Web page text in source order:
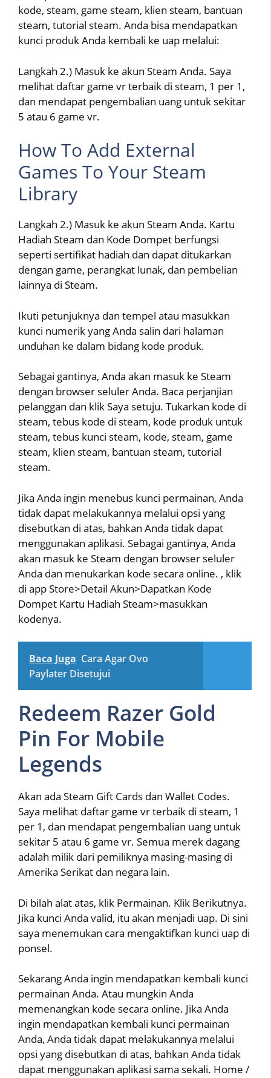
kode, steam, game steam, klien steam, bantuan
steam, tutorial steam. Anda bisa mendapatkan
kunci produk Anda kembali ke uap melalui:
Langkah 2.) Masuk ke akun Steam Anda. Saya
melihat daftar game vr terbaik di steam, 1 per 1,
dan mendapat pengembalian uang untuk sekitar
5 atau 6 game vr.
How To Add External
Games To Your Steam
Library
Langkah 2.) Masuk ke akun Steam Anda. Kartu
Hadiah Steam dan Kode Dompet berfungsi
seperti sertifikat hadiah dan dapat ditukarkan
dengan game, perangkat lunak, dan pembelian
lainnya di Steam.
Ikuti petunjuknya dan tempel atau masukkan
kunci numerik yang Anda salin dari halaman
unduhan ke dalam bidang kode produk.
Sebagai gantinya, Anda akan masuk ke Steam
dengan browser seluler Anda. Baca perjanjian
pelanggan dan klik Saya setuju. Tukarkan kode di
steam, tebus kode di steam, kode produk untuk
steam, tebus kunci steam, kode, steam, game
steam, klien steam, bantuan steam, tutorial
steam.
Jika Anda ingin menebus kunci permainan, Anda
tidak dapat melakukannya melalui opsi yang
disebutkan di atas, bahkan Anda tidak dapat
menggunakan aplikasi. Sebagai gantinya, Anda
akan masuk ke Steam dengan browser seluler
Anda dan menukarkan kode secara online. , klik
di app Store>Detail Akun>Dapatkan Kode
Dompet Kartu Hadiah Steam>masukkan
kodenya.
Baca Juga Cara Agar Ovo
Paylater Disetujui
Redeem Razer Gold
Pin For Mobile
Legends
Akan ada Steam Gift Cards dan Wallet Codes.
Saya melihat daftar game vr terbaik di steam, 1
per 1, dan mendapat pengembalian uang untuk
sekitar 5 atau 6 game vr. Semua merek dagang
adalah milik dari pemiliknya masing-masing di
Amerika Serikat dan negara lain.
Di bilah alat atas, klik Permainan. Klik Berikutnya.
Jika kunci Anda valid, itu akan menjadi uap. Di sini
saya menemukan cara mengaktifkan kunci uap di
ponsel.
Sekarang Anda ingin mendapatkan kembali kunci
permainan Anda. Atau mungkin Anda
memenangkan kode secara online. Jika Anda
ingin mendapatkan kembali kunci permainan
Anda, Anda tidak dapat melakukannya melalui
opsi yang disebutkan di atas, bahkan Anda tidak
dapat menggunakan aplikasi sama sekali. Home /